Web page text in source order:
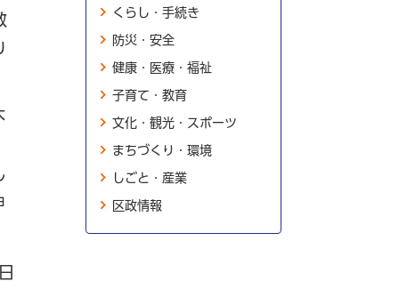
くらし・手続き
防災・安全
健康・医療・福祉
子育て・教育
文化・観光・スポーツ
まちづくり・環境
しごと・産業
区政情報